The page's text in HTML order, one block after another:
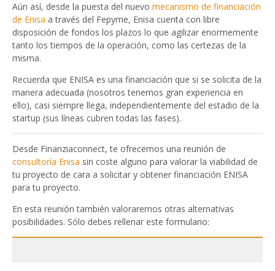
Aún así, desde la puesta del nuevo mecanismo de financiación
de Enisa a través del Fepyme, Enisa cuenta con libre
disposición de fondos los plazos lo que agilizar enormemente
tanto los tiempos de la operación, como las certezas de la
misma.
Recuerda que ENISA es una financiación que si se solicita de la
manera adecuada (nosotros tenemos gran experiencia en
ello), casi siempre llega, independientemente del estadio de la
startup (sus líneas cubren todas las fases).
Desde Finanziaconnect, te ofrecemos una reunión de
consultoría Enisa sin coste alguno para valorar la viabilidad de
tu proyecto de cara a solicitar y obtener financiación ENISA
para tu proyecto.
En esta reunión también valoraremos otras alternativas
posibilidades. Sólo debes rellenar este formulario: